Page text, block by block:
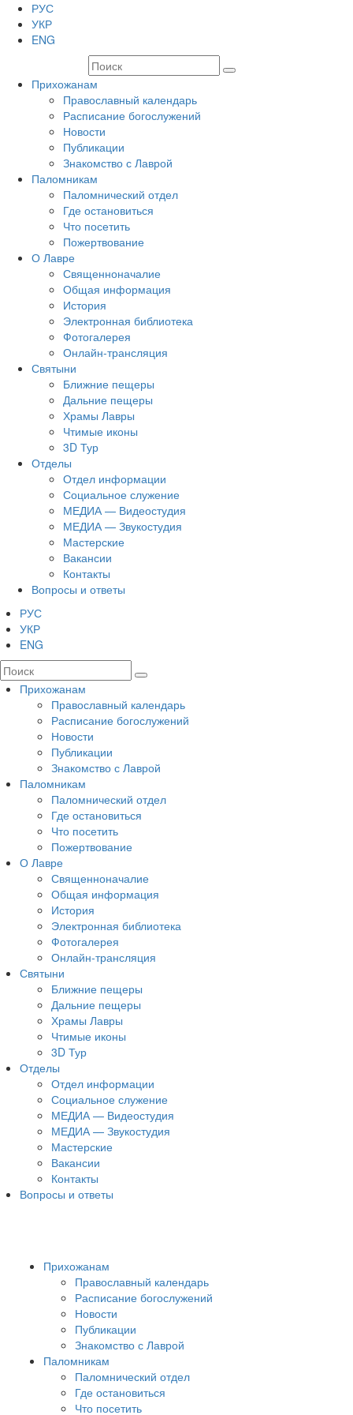
РУС
УКР
ENG
Прихожанам
Православный календарь
Расписание богослужений
Новости
Публикации
Знакомство с Лаврой
Паломникам
Паломнический отдел
Где остановиться
Что посетить
Пожертвование
О Лавре
Священноначалие
Общая информация
История
Электронная библиотека
Фотогалерея
Онлайн-трансляция
Святыни
Ближние пещеры
Дальние пещеры
Храмы Лавры
Чтимые иконы
3D Тур
Отделы
Отдел информации
Социальное служение
МЕДИА — Видеостудия
МЕДИА — Звукостудия
Мастерские
Вакансии
Контакты
Вопросы и ответы
РУС
УКР
ENG
Прихожанам
Православный календарь
Расписание богослужений
Новости
Публикации
Знакомство с Лаврой
Паломникам
Паломнический отдел
Где остановиться
Что посетить
Пожертвование
О Лавре
Священноначалие
Общая информация
История
Электронная библиотека
Фотогалерея
Онлайн-трансляция
Святыни
Ближние пещеры
Дальние пещеры
Храмы Лавры
Чтимые иконы
3D Тур
Отделы
Отдел информации
Социальное служение
МЕДИА — Видеостудия
МЕДИА — Звукостудия
Мастерские
Вакансии
Контакты
Вопросы и ответы
Прихожанам
Православный календарь
Расписание богослужений
Новости
Публикации
Знакомство с Лаврой
Паломникам
Паломнический отдел
Где остановиться
Что посетить